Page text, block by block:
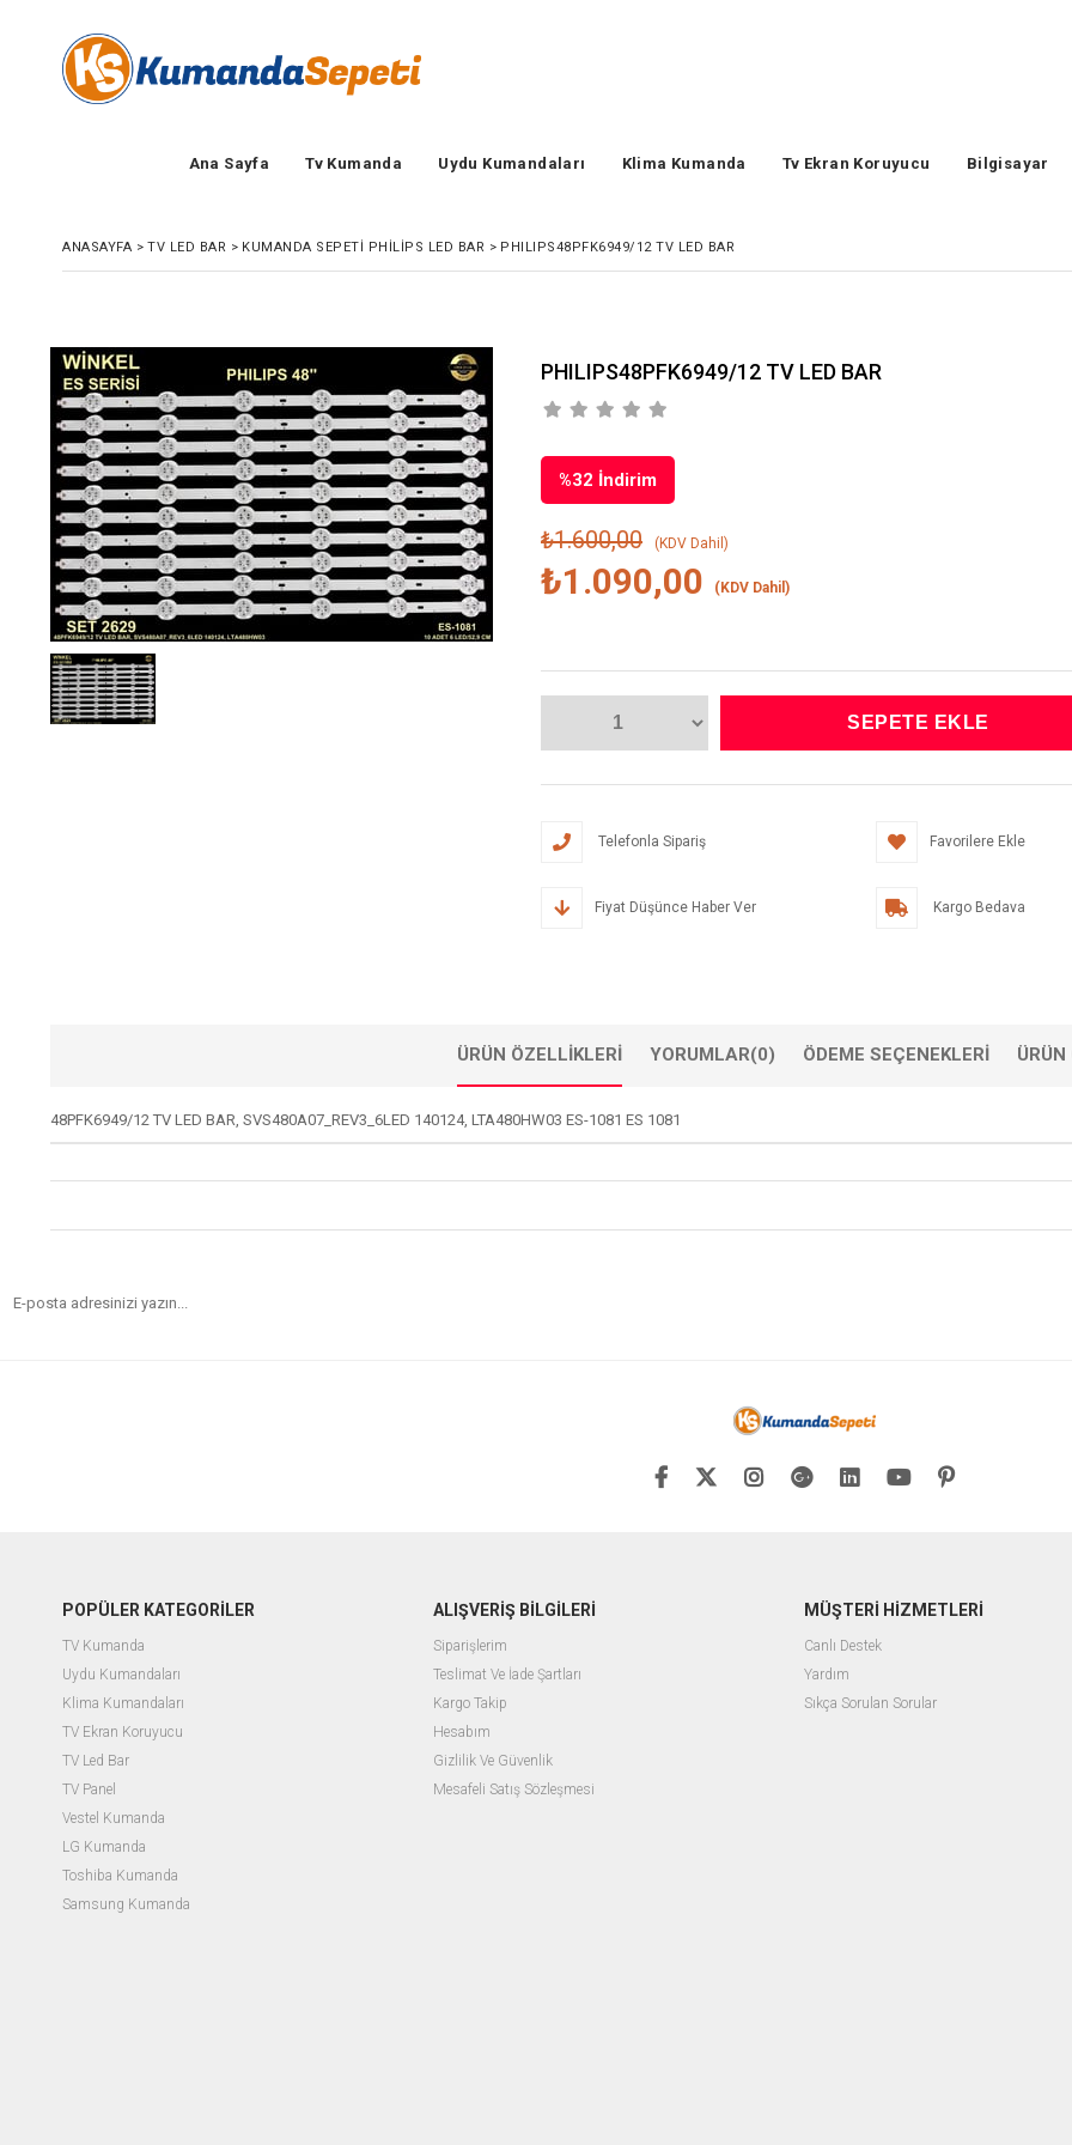
Ana Sayfa Tv Kumanda Uydu Kumandaları Klima Kumanda Tv Ekran Koruyucu Bilgisayar
ANASAYFA > TV LED BAR > KUMANDA SEPETI PHILIPS LED BAR > PHILIPS48PFK6949/12 TV LED BAR
PHILIPS48PFK6949/12 TV LED BAR
%32 İndirim
₺1.600,00 (KDV Dahil)
₺1.090,00 (KDV Dahil)
Telefonla Sipariş Favorilere Ekle
Fiyat Düşünce Haber Ver Kargo Bedava
ÜRÜN ÖZELLIKLERI YORUMLAR(0) ÖDEME SEÇENEKLERI ÜRÜN
48PFK6949/12 TV LED BAR, SVS480A07_REV3_6LED 140124, LTA480HW03 ES-1081 ES 1081
POPÜLER KATEGORİLER
TV Kumanda
Uydu Kumandaları
Klima Kumandaları
TV Ekran Koruyucu
TV Led Bar
TV Panel
Vestel Kumanda
LG Kumanda
Toshiba Kumanda
Samsung Kumanda
ALIŞVERİŞ BİLGİLERİ
Siparişlerim
Teslimat Ve İade Şartları
Kargo Takip
Hesabım
Gizlilik Ve Güvenlik
Mesafeli Satış Sözleşmesi
MÜŞTERİ HİZMETLERİ
Canlı Destek
Yardım
Sıkça Sorulan Sorular